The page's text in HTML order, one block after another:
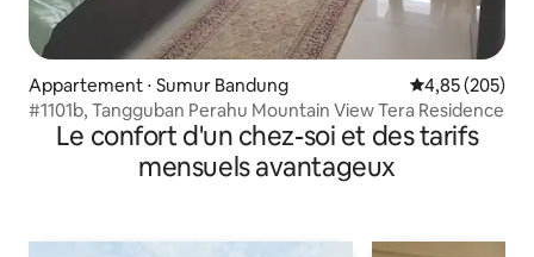
Appartement ⋅ Sumur Bandung Évaluation
4,85 (205)
#1101b, Tangguban Perahu Mountain View Tera Residence
Le confort d'un chez-soi et des tarifs
mensuels avantageux